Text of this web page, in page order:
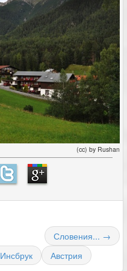
(cc) by Rushan
Словения... →
Инсбрук Австрия